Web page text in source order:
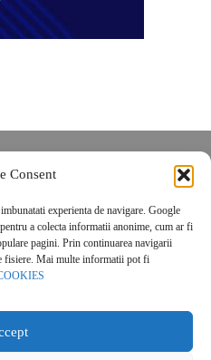
Consent
experienta de navigare. Google
a colecta informatii anonime, cum ar fi
pagini. Prin continuarea navigarii
fisiere. Mai multe informatii pot fi